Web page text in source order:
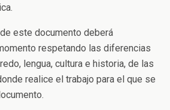
este documento deberá
respetando las diferencias
lengua, cultura e historia, de las
realice el trabajo para el que se